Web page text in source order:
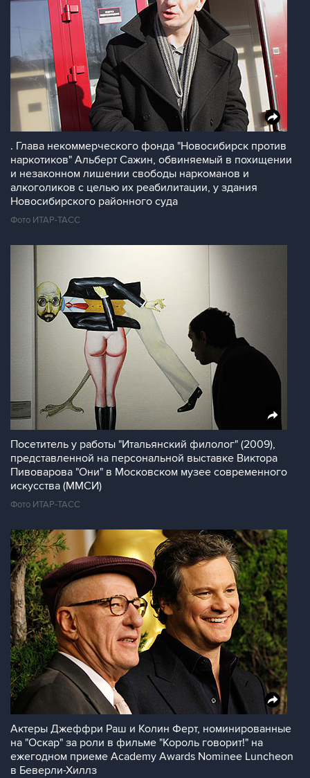
. Глава некоммерческого фонда "Новосибирск против
наркотиков" Альберт Сажин, обвиняемый в похищении
и незаконном лишении свободы наркоманов и
алкоголиков с целью их реабилитации, у здания
Новосибирского районного суда
Фото ИТАР-ТАСС
Посетитель у работы "Итальянский филолог" (2009),
представленной на персональной выставке Виктора
Пивоварова "Они" в Московском музее современного
искусства (ММСИ)
Фото ИТАР-ТАСС
Актеры Джеффри Раш и Колин Ферт, номинированные
на "Оскар" за роли в фильме "Король говорит!" на
ежегодном приеме Academy Awards Nominee Luncheon
в Беверли-Хиллз